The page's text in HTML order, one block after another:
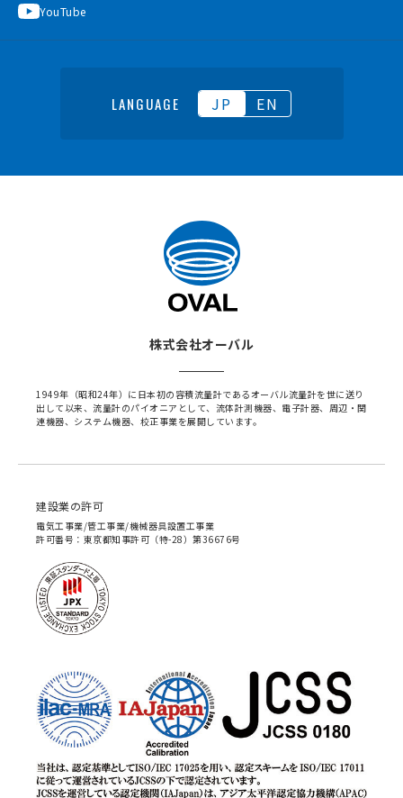
YouTube
LANGUAGE JP EN
株式会社オーバル
1949年（昭和24年）に日本初の容積流量計であるオーバル流量計を世に送り
出して以来、流量計のパイオニアとして、流体計測機器、電子計器、周辺・関
連機器、システム機器、校正事業を展開しています。
建設業の許可
電気工事業/管工事業/機械器具設置工事業
許可番号：東京都知事許可（特-28）第36676号